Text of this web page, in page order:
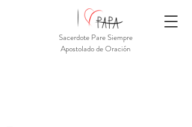
Sacerdote Pare Siempre
Apostolado de Oración